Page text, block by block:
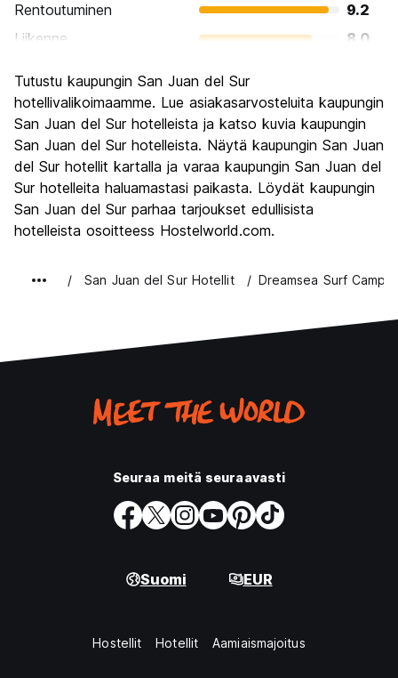
Rentoutuminen
9.2
Liikenne
8.0
Kulttuuri
7.3
Yöelämä
8.9
Rahanarvoinen
8.6
Tutustu kaupungin San Juan del Sur
hotellivalikoimaamme. Lue asiakasarvosteluita kaupungin
San Juan del Sur hotelleista ja katso kuvia kaupungin
San Juan del Sur hotelleista. Näytä kaupungin San Juan
del Sur hotellit kartalla ja varaa kaupungin San Juan del
Sur hotelleita haluamastasi paikasta. Löydät kaupungin
San Juan del Sur parhaa tarjoukset edullisista
hotelleista osoitteess Hostelworld.com.
San Juan del Sur Hotellit Dreamsea Surf Camp
Seuraa meitä seuraavasti
Suomi EUR
Hostellit Hotellit Aamiaismajoitus